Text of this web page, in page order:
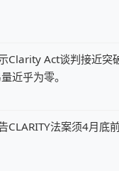
Clarity Act谈判接近突
近乎为零。
CLARITY法案须4月底